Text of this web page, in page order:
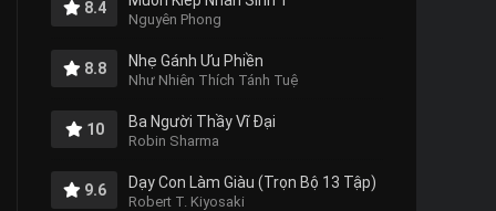
8.4
Nguyên Phong
8.8 Nhẹ Gánh Ưu Phiền
Như Nhiên Thích Tánh Tuệ
10 Ba Người Thầy Vĩ Đại
Robin Sharma
9.6 Dạy Con Làm Giàu (Trọn Bộ 13 Tập)
Robert T. Kiyosaki